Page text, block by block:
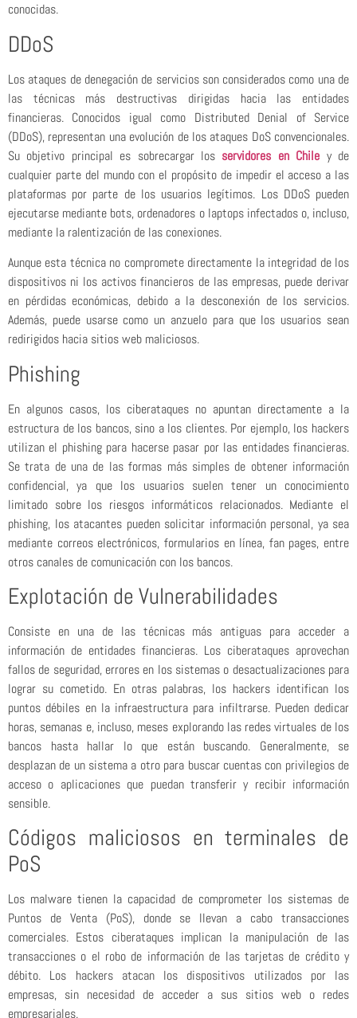
conocidas.
DDoS
Los ataques de denegación de servicios son considerados como una de
las técnicas más destructivas dirigidas hacia las entidades
financieras. Conocidos igual como Distributed Denial of Service
(DDoS), representan una evolución de los ataques DoS convencionales.
Su objetivo principal es sobrecargar los servidores en Chile y de
cualquier parte del mundo con el propósito de impedir el acceso a las
plataformas por parte de los usuarios legítimos. Los DDoS pueden
ejecutarse mediante bots, ordenadores o laptops infectados o, incluso,
mediante la ralentización de las conexiones.
Aunque esta técnica no compromete directamente la integridad de los
dispositivos ni los activos financieros de las empresas, puede derivar
en pérdidas económicas, debido a la desconexión de los servicios.
Además, puede usarse como un anzuelo para que los usuarios sean
redirigidos hacia sitios web maliciosos.
Phishing
En algunos casos, los ciberataques no apuntan directamente a la
estructura de los bancos, sino a los clientes. Por ejemplo, los hackers
utilizan el phishing para hacerse pasar por las entidades financieras.
Se trata de una de las formas más simples de obtener información
confidencial, ya que los usuarios suelen tener un conocimiento
limitado sobre los riesgos informáticos relacionados. Mediante el
phishing, los atacantes pueden solicitar información personal, ya sea
mediante correos electrónicos, formularios en línea, fan pages, entre
otros canales de comunicación con los bancos.
Explotación de Vulnerabilidades
Consiste en una de las técnicas más antiguas para acceder a
información de entidades financieras. Los ciberataques aprovechan
fallos de seguridad, errores en los sistemas o desactualizaciones para
lograr su cometido. En otras palabras, los hackers identifican los
puntos débiles en la infraestructura para infiltrarse. Pueden dedicar
horas, semanas e, incluso, meses explorando las redes virtuales de los
bancos hasta hallar lo que están buscando. Generalmente, se
desplazan de un sistema a otro para buscar cuentas con privilegios de
acceso o aplicaciones que puedan transferir y recibir información
sensible.
Códigos maliciosos en terminales de
PoS
Los malware tienen la capacidad de comprometer los sistemas de
Puntos de Venta (PoS), donde se llevan a cabo transacciones
comerciales. Estos ciberataques implican la manipulación de las
transacciones o el robo de información de las tarjetas de crédito y
débito. Los hackers atacan los dispositivos utilizados por las
empresas, sin necesidad de acceder a sus sitios web o redes
empresariales.